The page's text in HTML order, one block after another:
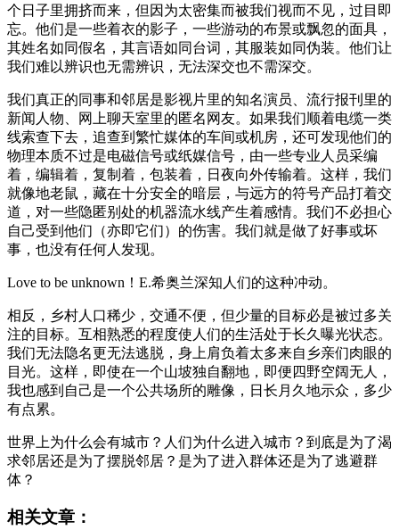
个日子里拥挤而来，但因为太密集而被我们视而不见，过目即
忘。他们是一些着衣的影子，一些游动的布景或飘忽的面具，
其姓名如同假名，其言语如同台词，其服装如同伪装。他们让
我们难以辨识也无需辨识，无法深交也不需深交。
我们真正的同事和邻居是影视片里的知名演员、流行报刊里的
新闻人物、网上聊天室里的匿名网友。如果我们顺着电缆一类
线索查下去，追查到繁忙媒体的车间或机房，还可发现他们的
物理本质不过是电磁信号或纸媒信号，由一些专业人员采编
着，编辑着，复制着，包装着，日夜向外传输着。这样，我们
就像地老鼠，藏在十分安全的暗层，与远方的符号产品打着交
道，对一些隐匿别处的机器流水线产生着感情。我们不必担心
自己受到他们（亦即它们）的伤害。我们就是做了好事或坏
事，也没有任何人发现。
Love to be unknown！E.希奥兰深知人们的这种冲动。
相反，乡村人口稀少，交通不便，但少量的目标必是被过多关
注的目标。互相熟悉的程度使人们的生活处于长久曝光状态。
我们无法隐名更无法逃脱，身上肩负着太多来自乡亲们肉眼的
目光。这样，即使在一个山坡独自翻地，即便四野空阔无人，
我也感到自己是一个公共场所的雕像，日长月久地示众，多少
有点累。
世界上为什么会有城市？人们为什么进入城市？到底是为了渴
求邻居还是为了摆脱邻居？是为了进入群体还是为了逃避群
体？
相关文章：